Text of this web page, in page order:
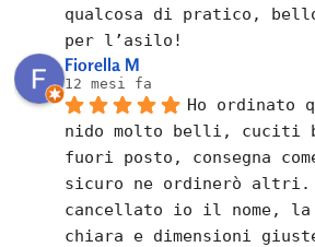
qualcosa di pratico,
per l’asilo!
Fiorella M
12 mesi fa
Ho ordinato
nido molto belli, cuciti
fuori posto, consegna
sicuro ne ordinerò altri.
cancellato io il nome,
chiara e dimensioni